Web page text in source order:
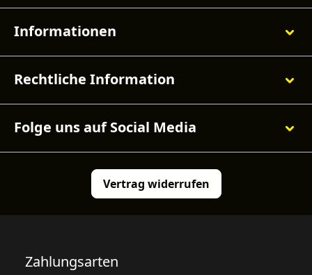
Informationen
Rechtliche Information
Folge uns auf Social Media
Vertrag widerrufen
Zahlungsarten